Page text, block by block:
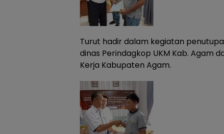
Turut hadir dalam kegiatan
dinas Perindagkop UKM Kab. Agam
Kerja Kabupaten Agam.